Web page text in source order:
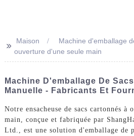
>>
Maison
Machine d'emballage
ouverture d'une seule main
Machine D'emballage De
Manuelle - Fabricants Et
Notre ensacheuse de sacs cartonnés à
main, conçue et fabriquée par
Ltd., est une solution d'emballage de